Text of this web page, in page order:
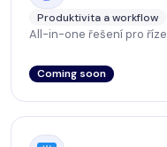
Produktivita a workflow
All-in-one řešení pro
Coming soon